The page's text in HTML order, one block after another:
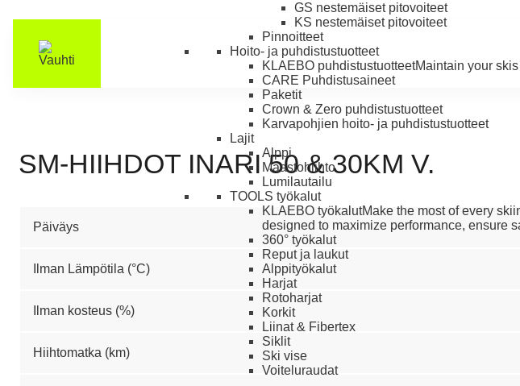
GS nestemäiset pitovoiteet
KS nestemäiset pitovoiteet
Pinnoitteet
Hoito- ja puhdistustuotteet
KLAEBO puhdistustuotteetMaintain your
CARE Puhdistusaineet
Paketit
Crown & Zero puhdistustuotteet
Karvapohjien hoito- ja puhdistustuotteet
Lajit
Alppi
Maastohiihto
Lumilautailu
TOOLS työkalut
KLAEBO työkalutMake the most of every
designed to maximize performance, ensure
360° työkalut
Reput ja laukut
Alppityökalut
Harjat
Rotoharjat
Korkit
Liinat & Fibertex
Siklit
Ski vise
Voiteluraudat
SM-HIIHDOT INARI 50 & 30KM V.
Päiväys
Ilman Lämpötila (°C)
Ilman kosteus (%)
Hiihtomatka (km)